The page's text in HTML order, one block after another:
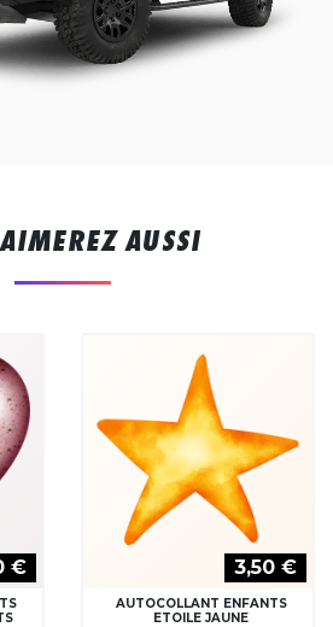
AUSSI
€ 3,50 €
AUTOCOLLANT ENFANTS
ETOILE JAUNE